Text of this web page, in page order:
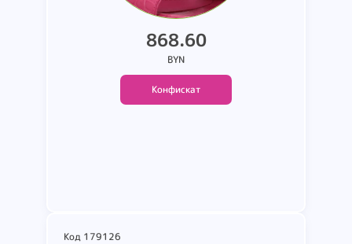
868.60
BYN
Конфискат
Код 179126